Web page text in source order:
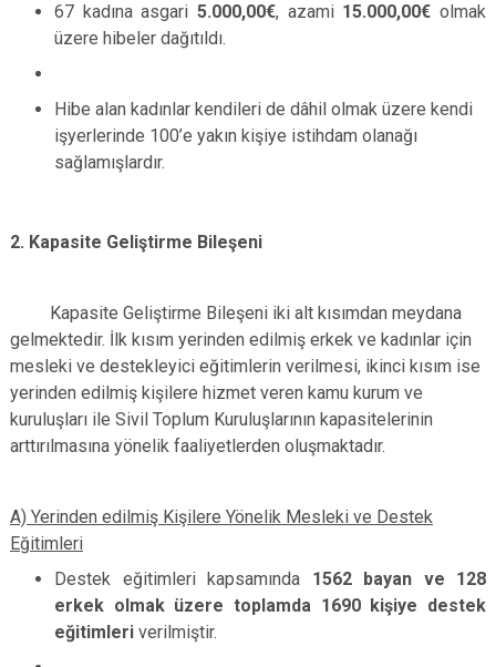
67 kadınaasgari5.000,00€, azami 15.000,00€olmak
üzere hibeler dağıtıldı.
Hibe alan kadınlar kendileri de dâhil olmak üzere kendi
işyerlerinde 100’e yakın kişiye istihdam olanağı
sağlamışlardır.
2. Kapasite Geliştirme Bileşeni
Kapasite Geliştirme Bileşeni iki alt kısımdan meydana
gelmektedir. İlk kısım yerinden edilmiş erkek ve kadınlar için
mesleki ve destekleyici eğitimlerin verilmesi, ikinci kısım ise
yerinden edilmiş kişilere hizmet veren kamu kurum ve
kuruluşları ile Sivil Toplum Kuruluşlarının kapasitelerinin
arttırılmasına yönelik faaliyetlerden oluşmaktadır.
A) Yerinden edilmiş Kişilere Yönelik Mesleki ve Destek
Eğitimleri
Destek eğitimleri kapsamında 1562 bayan ve 128
erkek olmak üzere toplamda 1690 kişiye destek
eğitimleri verilmiştir.